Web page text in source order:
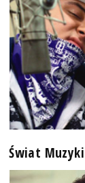
Świat Muzyki